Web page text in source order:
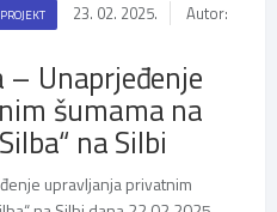
PROJEKT 23. 02. 2025.
Autor:
– Unaprjeđenje
šumama na
na Silbi
upravljanja privatnim